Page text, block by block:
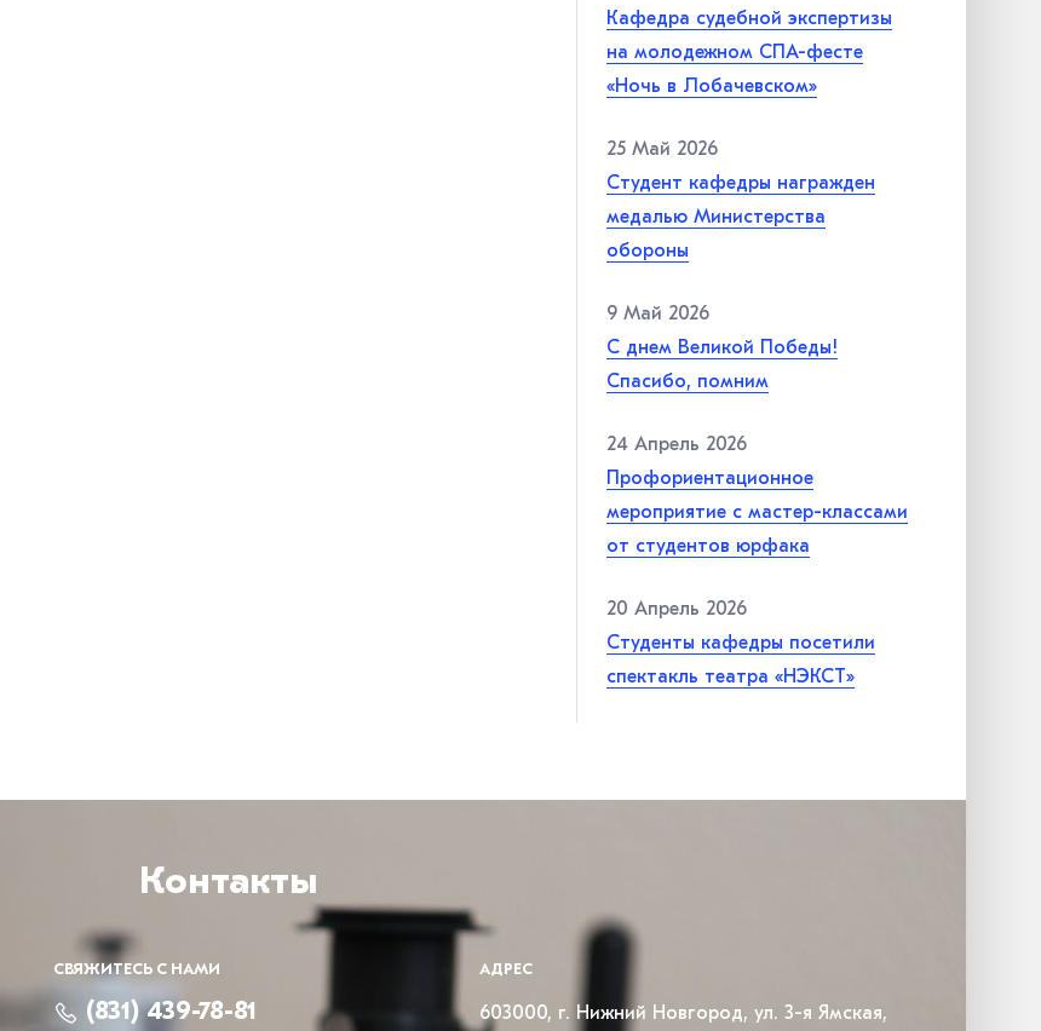
Кафедра судебной экспертизы
на молодежном СПА-фесте
«Ночь в Лобачевском»
25 Май 2026
Студент кафедры награжден
медалью Министерства
обороны
9 Май 2026
С днем Великой Победы!
Спасибо, помним
24 Апрель 2026
Профориентационное
мероприятие с мастер-классами
от студентов юрфака
20 Апрель 2026
Студенты кафедры посетили
спектакль театра «НЭКСТ»
Контакты
СВЯЖИТЕСЬ С НАМИ
(831) 439-78-81
АДРЕС
603000, г. Нижний Новгород, ул. 3-я Ямская,